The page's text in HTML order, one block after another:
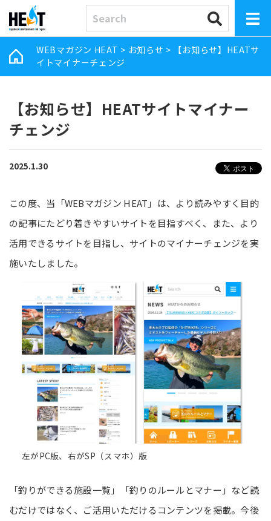
WEBマガジン HEAT > お知らせ >
【お知らせ】HEATサ
イトマイナーチェンジ
【お知らせ】HEATサイトマイナー
チェンジ
2025.1.30
この度、当「WEBマガジン HEAT」は、より読みやすく目的
の記事にたどり着きやすいサイトを目指すべく、また、より
活用できるサイトを目指し、サイトのマイナーチェンジを実
施いたしました。
左がPC版、右がSP（スマホ）版
「釣りができる施設一覧」「釣りのルールとマナー」など読
むだけではなく、ご活用いただけるコンテンツを掲載。今後